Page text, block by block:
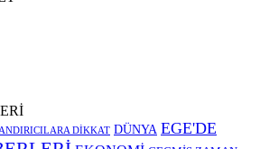
DİKKAT DÜNYA EGE'DE